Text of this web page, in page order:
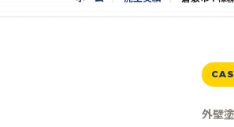
外壁